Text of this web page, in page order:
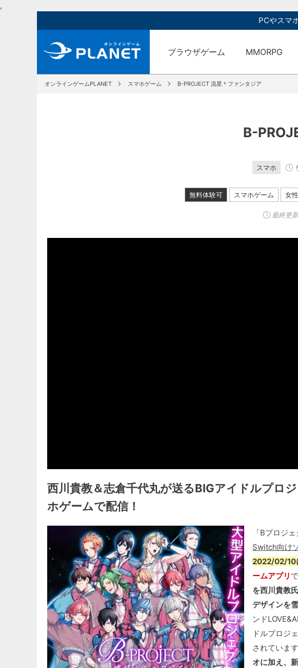
,
PCやスマ
ブラウザゲーム MMORPG
オンラインゲームPLANET スマホゲーム B-PROJECT 流星＊ファンタジア
B-
スマホ
無料体験可 スマホゲーム 女
最終更
西川貴教＆志倉千代丸が送るBIGアイドルプロ
ホゲームで配信！
「Bプロジ
Switch向け
2022/02/10
ームアプリ
を西川貴教
デザインを
ンド
ドルプロジ
されていま
オに加え、